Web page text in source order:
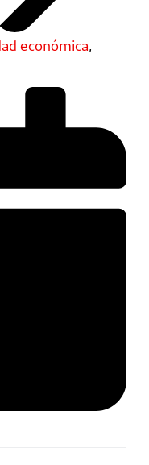
económica,